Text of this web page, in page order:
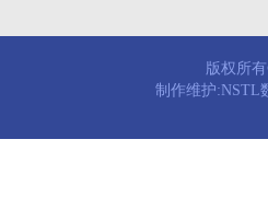
版权所
制作维护:NSTL